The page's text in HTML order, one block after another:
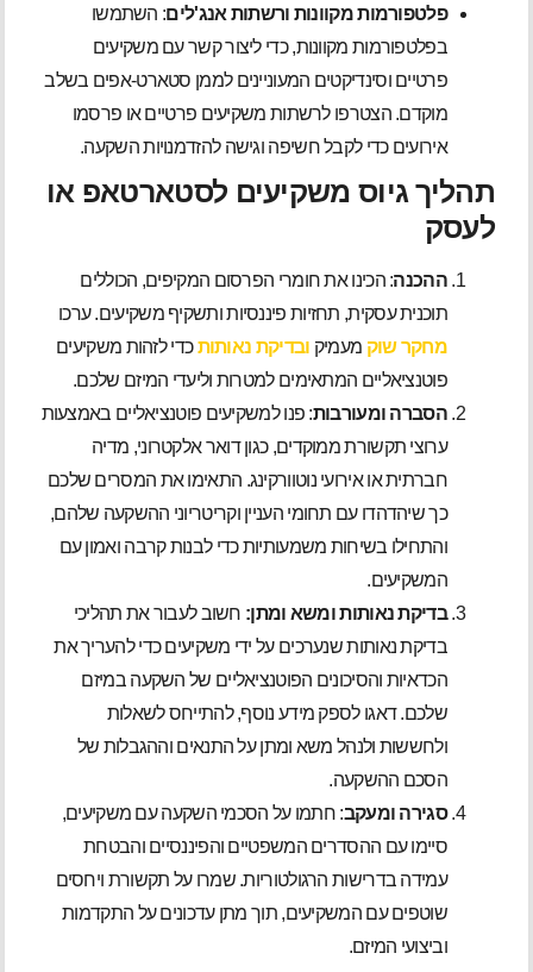
פלטפורמות מקוונות ורשתות אנג'לים: השתמשו
בפלטפורמות מקוונות, כדי ליצור קשר עם משקיעים
פרטיים וסינדיקטים המעוניינים לממן סטארט-אפים בשלב
מוקדם. הצטרפו לרשתות משקיעים פרטיים או פרסמו
אירועים כדי לקבל חשיפה וגישה להזדמנויות השקעה.
תהליך גיוס משקיעים לסטארטאפ או
לעסק
ההכנה: הכינו את חומרי הפרסום המקיפים, הכוללים
תוכנית עסקית, תחזיות פיננסיות ותשקיף משקיעים. ערכו
מחקר שוק מעמיק ובדיקת נאותותכדי לזהות משקיעים
פוטנציאליים המתאימים למטרות וליעדי המיזם שלכם.
הסברה ומעורבות: פנו למשקיעים פוטנציאליים באמצעות
ערוצי תקשורת ממוקדים, כגון דואר אלקטרוני, מדיה
חברתית או אירועי נוטוורקינג. התאימו את המסרים שלכם
כך שיהדהדו עם תחומי העניין וקריטריוני ההשקעה שלהם,
והתחילו בשיחות משמעותיות כדי לבנות קרבה ואמון עם
המשקיעים.
בדיקת נאותות ומשא ומתן: חשוב לעבור את תהליכי
בדיקת נאותות שנערכים על ידי משקיעים כדי להעריך את
הכדאיות והסיכונים הפוטנציאליים של השקעה במיזם
שלכם. דאגו לספק מידע נוסף, להתייחס לשאלות
ולחששות ולנהל משא ומתן על התנאים וההגבלות של
הסכם ההשקעה.
סגירה ומעקב: חתמו על הסכמי השקעה עם משקיעים,
סיימו עם ההסדרים המשפטיים והפיננסיים והבטחת
עמידה בדרישות הרגולטוריות. שמרו על תקשורת ויחסים
שוטפים עם המשקיעים, תוך מתן עדכונים על התקדמות
וביצועי המיזם.